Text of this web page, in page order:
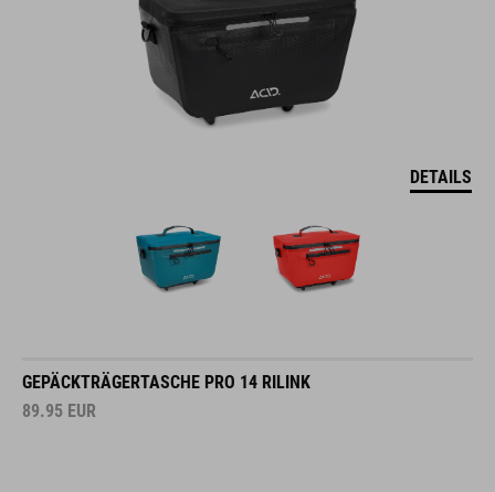
DETAILS
GEPÄCKTRÄGERTASCHE PRO 14 RILINK
89.95 EUR